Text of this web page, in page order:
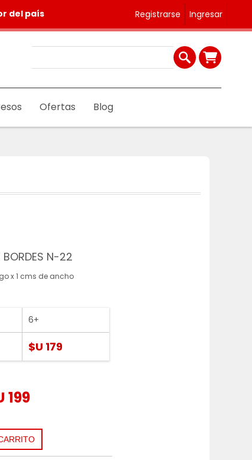
Registrarse Ingresar
del país
Ofertas Blog
BORDES N-22
x 1 cms de ancho
6+
$U 179
199